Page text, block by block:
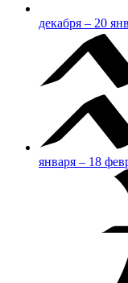
декабря – 20
января – 18